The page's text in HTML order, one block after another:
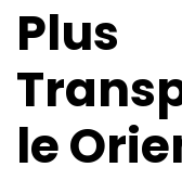
Plus
le